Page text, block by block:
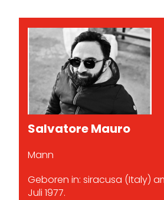
Salvatore Mauro
Mann
Geboren in: siracusa (Italy)
Juli 1977.